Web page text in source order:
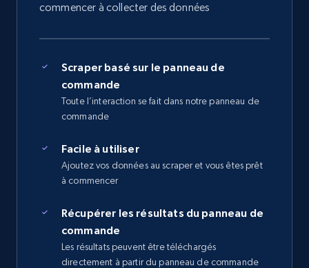
commencer à collecter des données
Scraper basé sur le panneau de
commande
Toute l’interaction se fait dans notre panneau de
commande
Facile à utiliser
Ajoutez vos données au scraper et vous êtes prêt
à commencer
Récupérer les résultats du panneau de
commande
Les résultats peuvent être téléchargés
directement à partir du panneau de commande